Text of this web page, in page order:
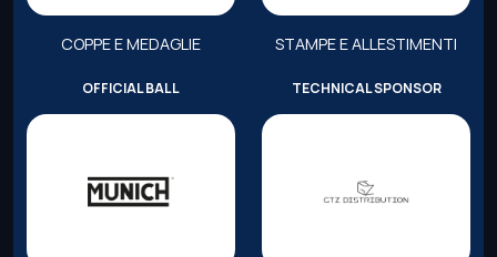
COPPE E MEDAGLIE STAMPE E ALLESTIMENTI
OFFICIAL BALL TECHNICAL SPONSOR